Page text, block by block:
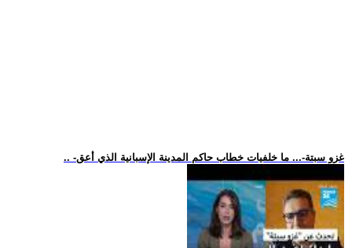
.. -غزو سبتة-... ما خلفيات خطاب حاكم المدينة الإسبانية الذي أعق